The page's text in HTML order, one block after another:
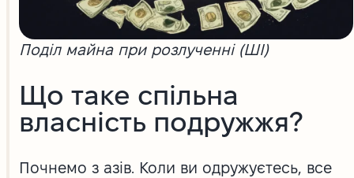
Поділ майна при розлученні (ШІ)
Що таке спільна
власність подружжя?
Почнемо з азів. Коли ви одружуєтесь, все